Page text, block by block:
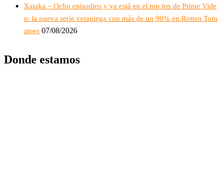
Xataka – Ocho episodios y ya está en el top ten de Prime Vide
o: la nueva serie veraniega con más de un 90% en Rotten Tom
atoes 07/08/2026
Donde estamos